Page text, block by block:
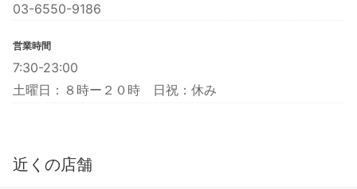
03-6550-9186
営業時間
7:30-23:00
土曜日：８時ー２０時 日祝：休み
近くの店舗